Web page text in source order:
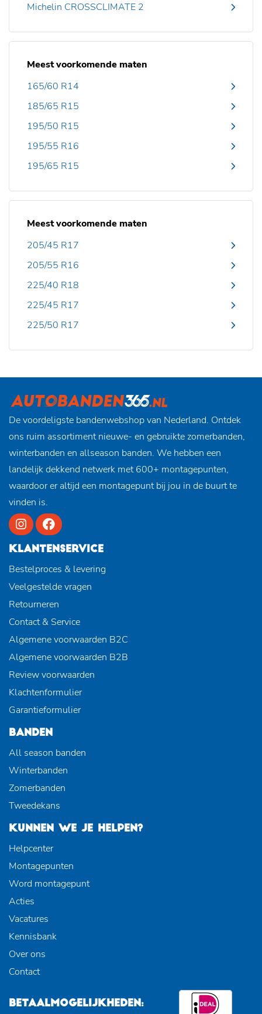
Michelin CROSSCLIMATE 2
Meest voorkomende maten
165/60 R14
185/65 R15
195/50 R15
195/55 R16
195/65 R15
Meest voorkomende maten
205/45 R17
205/55 R16
225/40 R18
225/45 R17
225/50 R17
De voordeligste bandenwebshop van Nederland. Ontdek
ons ruim assortiment nieuwe- en gebruikte zomerbanden,
winterbanden en allseason banden. We hebben een
landelijk dekkend netwerk met 600+ montagepunten,
waardoor er altijd een montagepunt bij jou in de buurt te
vinden is.
KLANTENSERVICE
Bestelproces & levering
Veelgestelde vragen
Retourneren
Contact & Service
Algemene voorwaarden B2C
Algemene voorwaarden B2B
Review voorwaarden
Klachtenformulier
Garantieformulier
BANDEN
All season banden
Winterbanden
Zomerbanden
Tweedekans
KUNNEN WE JE HELPEN?
Helpcenter
Montagepunten
Word montagepunt
Acties
Vacatures
Kennisbank
Over ons
Contact
BETAALMOGELIJKHEDEN: